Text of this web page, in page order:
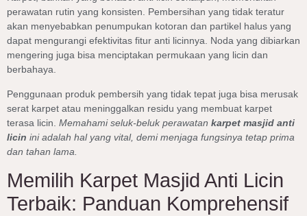
perawatan rutin yang konsisten. Pembersihan yang tidak teratur
akan menyebabkan penumpukan kotoran dan partikel halus yang
dapat mengurangi efektivitas fitur anti licinnya. Noda yang dibiarkan
mengering juga bisa menciptakan permukaan yang licin dan
berbahaya.
Penggunaan produk pembersih yang tidak tepat juga bisa merusak
serat karpet atau meninggalkan residu yang membuat karpet
terasa licin. Memahami seluk-beluk perawatan karpet masjid anti
licin ini adalah hal yang vital, demi menjaga fungsinya tetap prima
dan tahan lama.
Memilih Karpet Masjid Anti Licin
Terbaik: Panduan Komprehensif